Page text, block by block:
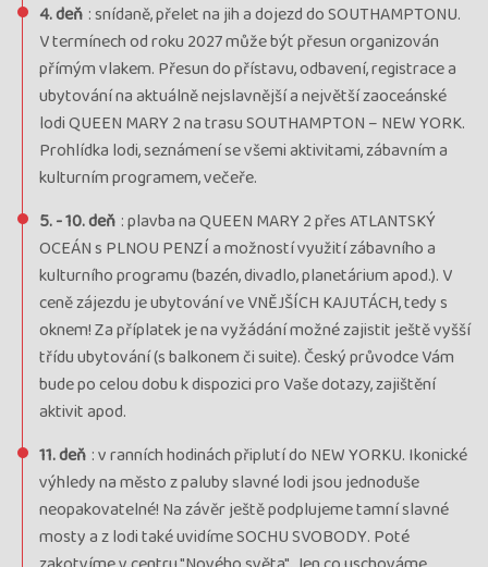
4. deň : snídaně, přelet na jih a dojezd do SOUTHAMPTONU.
V termínech od roku 2027 může být přesun organizován
přímým vlakem. Přesun do přístavu, odbavení, registrace a
ubytování na aktuálně nejslavnější a největší zaoceánské
lodi QUEEN MARY 2 na trasu SOUTHAMPTON – NEW YORK.
Prohlídka lodi, seznámení se všemi aktivitami, zábavním a
kulturním programem, večeře.
5. - 10. deň : plavba na QUEEN MARY 2 přes ATLANTSKÝ
OCEÁN s PLNOU PENZÍ a možností využití zábavního a
kulturního programu (bazén, divadlo, planetárium apod.). V
ceně zájezdu je ubytování ve VNĚJŠÍCH KAJUTÁCH, tedy s
oknem! Za příplatek je na vyžádání možné zajistit ještě vyšší
třídu ubytování (s balkonem či suite). Český průvodce Vám
bude po celou dobu k dispozici pro Vaše dotazy, zajištění
aktivit apod.
11. deň : v ranních hodinách připlutí do NEW YORKU. Ikonické
výhledy na město z paluby slavné lodi jsou jednoduše
neopakovatelné! Na závěr ještě podplujeme tamní slavné
mosty a z lodi také uvidíme SOCHU SVOBODY. Poté